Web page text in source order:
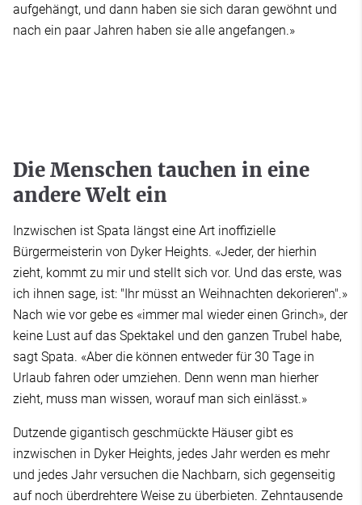
aufgehängt, und dann haben sie sich daran gewöhnt und
nach ein paar Jahren haben sie alle angefangen.»
Die Menschen tauchen in eine
andere Welt ein
Inzwischen ist Spata längst eine Art inoffizielle
Bürgermeisterin von Dyker Heights. «Jeder, der hierhin
zieht, kommt zu mir und stellt sich vor. Und das erste, was
ich ihnen sage, ist: "Ihr müsst an Weihnachten dekorieren".»
Nach wie vor gebe es «immer mal wieder einen Grinch», der
keine Lust auf das Spektakel und den ganzen Trubel habe,
sagt Spata. «Aber die können entweder für 30 Tage in
Urlaub fahren oder umziehen. Denn wenn man hierher
zieht, muss man wissen, worauf man sich einlässt.»
Dutzende gigantisch geschmückte Häuser gibt es
inzwischen in Dyker Heights, jedes Jahr werden es mehr
und jedes Jahr versuchen die Nachbarn, sich gegenseitig
auf noch überdrehtere Weise zu überbieten. Zehntausende